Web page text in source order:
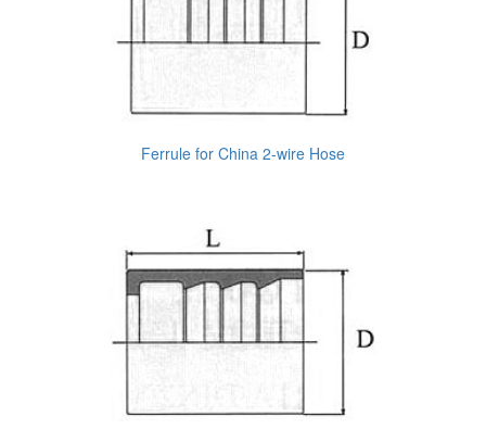
Ferrule for China 2-wire Hose